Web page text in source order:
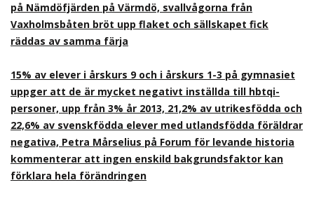
på Nämdöfjärden på Värmdö, svallvågorna från
Vaxholmsbåten bröt upp flaket och sällskapet fick
räddas av samma färja
15% av elever i årskurs 9 och i årskurs 1-3 på gymnasiet
uppger att de är mycket negativt inställda till hbtqi-
personer, upp från 3% år 2013, 21,2% av utrikesfödda och
22,6% av svenskfödda elever med utlandsfödda föräldrar
negativa, Petra Mårselius på Forum för levande historia
kommenterar att ingen enskild bakgrundsfaktor kan
förklara hela förändringen